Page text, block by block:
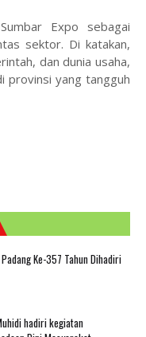
Expo sebagai
sektor. Di katakan,
dan dunia usaha,
provinsi yang tangguh
Ke-357 Tahun Dihadiri
hadiri kegiatan